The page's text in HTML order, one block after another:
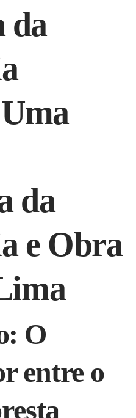
da
da
e Obra
O
entre o